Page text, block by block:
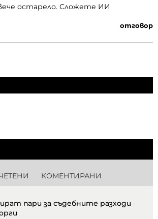
остарело. Сложете ИИ
отговор
КОМЕНТИРАНИ
пари за съдебните разходи